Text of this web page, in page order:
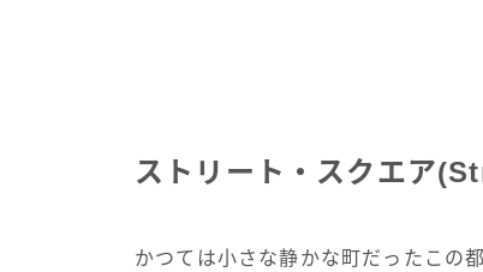
ストリート・スクエア
かつては小さな静かな町だったこの